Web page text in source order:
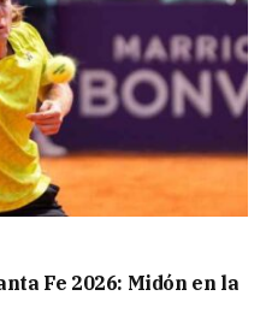
Fe 2026: Midón en la